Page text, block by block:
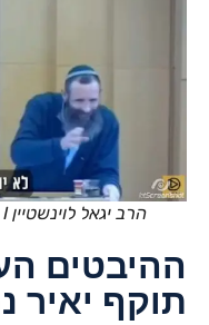
הרב יגאל לוינשטיין I המהפכה השלישית | צילום מסך
ההיבטים
תוקף יאיר